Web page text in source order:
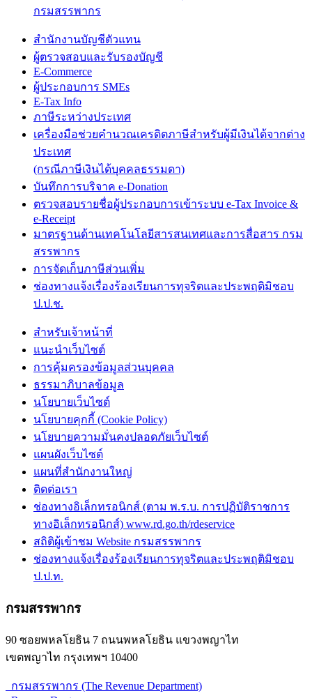
กรมสรรพากร
สำนักงานบัญชีตัวแทน
ผู้ตรวจสอบและรับรองบัญชี
E-Commerce
ผู้ประกอบการ SMEs
E-Tax Info
ภาษีระหว่างประเทศ
เครื่องมือช่วยคำนวณเครดิตภาษีสำหรับผู้มีเงินได้จากต่าง
ประเทศ
(กรณีภาษีเงินได้บุคคลธรรมดา)
บันทึกการบริจาค e-Donation
ตรวจสอบรายชื่อผู้ประกอบการเข้าระบบ e-Tax Invoice &
e-Receipt
มาตรฐานด้านเทคโนโลยีสารสนเทศและการสื่อสาร กรม
สรรพากร
การจัดเก็บภาษีส่วนเพิ่ม
ช่องทางแจ้งเรื่องร้องเรียนการทุจริตและประพฤติมิชอบ
ป.ป.ช.
สำหรับเจ้าหน้าที่
แนะนำเว็บไซต์
การคุ้มครองข้อมูลส่วนบุคคล
ธรรมาภิบาลข้อมูล
นโยบายเว็บไซต์
นโยบายคุกกี้ (Cookie Policy)
นโยบายความมั่นคงปลอดภัยเว็บไซต์
แผนผังเว็บไซต์
แผนที่สำนักงานใหญ่
ติดต่อเรา
ช่องทางอิเล็กทรอนิกส์ (ตาม พ.ร.บ. การปฏิบัติราชการ
ทางอิเล็กทรอนิกส์) www.rd.go.th/rdeservice
สถิติผู้เข้าชม Website กรมสรรพากร
ช่องทางแจ้งเรื่องร้องเรียนการทุจริตและประพฤติมิชอบ
ป.ป.ท.
กรมสรรพากร
90 ซอยพหลโยธิน 7 ถนนพหลโยธิน แขวงพญาไท
เขตพญาไท กรุงเทพฯ 10400
กรมสรรพากร (The Revenue Department)